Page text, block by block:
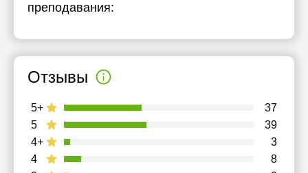
преподавания:
Отзывы
4 8
4+ 3
5 39
5+ 37